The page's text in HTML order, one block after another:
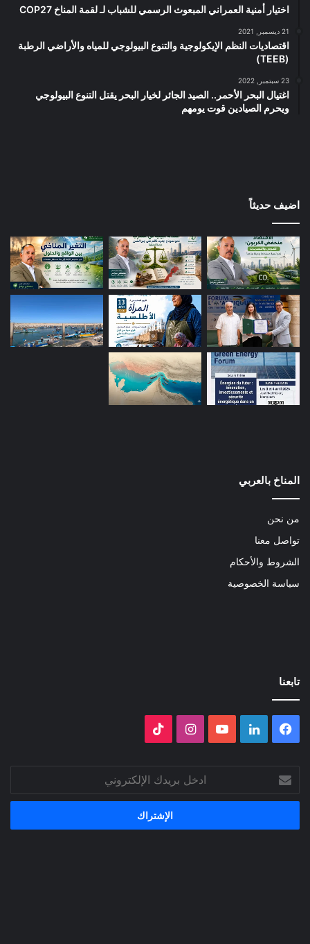
اختيار أمنية العمراني المبعوث الرسمي للشباب لـ لقمة المناخ COP27
21 ديسمبر, 2021
اقتصاديات النظم الإيكولوجية والتنوع البيولوجي للمياه والأراضي الرطبة
(TEEB)
23 سبتمبر, 2022
اغتيال البحر الأحمر.. الصيد الجائر لخيار البحر يقتل التنوع البيولوجي
ويحرم الصيادين قوت يومهم
اضيف حديثاً
المناخ بالعربي
من نحن
تواصل معنا
الشروط والأحكام
سياسة الخصوصية
تابعنا
فيسبوك لينكدإن ‫YouTubeانستقرام
بريدك
الإلكتروني